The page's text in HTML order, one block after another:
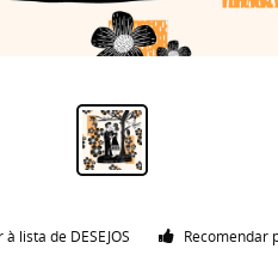
lista de DESEJOS Recomendar